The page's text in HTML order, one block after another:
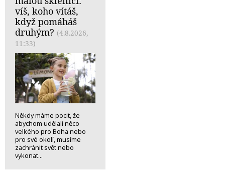
víš, koho vítáš,
když pomáháš
druhým? (4.8.2026,
11:33)
Někdy máme pocit, že
abychom udělali něco
velkého pro Boha nebo
pro své okolí, musíme
zachránit svět nebo
vykonat...